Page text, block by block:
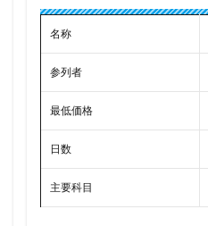
名称
参列者
最低価格
日数
主要科目